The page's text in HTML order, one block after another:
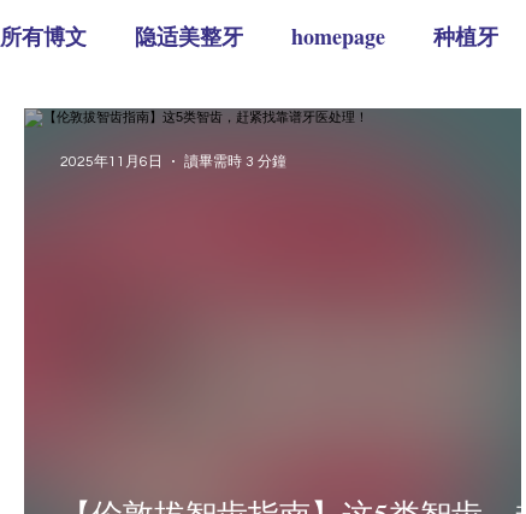
所有博文 隐适美整牙 homepage 种植牙
2025年11月6日 讀畢需時 3 分鐘